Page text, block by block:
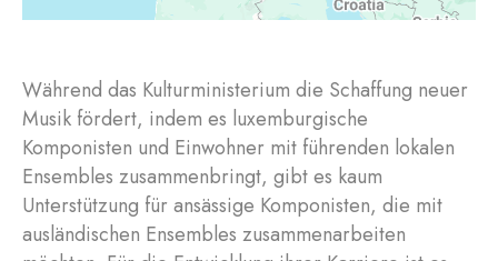
Während das Kulturministerium die Schaffung neuer
Musik fördert, indem es luxemburgische
Komponisten und Einwohner mit führenden lokalen
Ensembles zusammenbringt, gibt es kaum
Unterstützung für ansässige Komponisten, die mit
ausländischen Ensembles zusammenarbeiten